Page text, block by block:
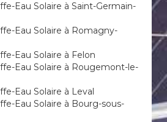
Eau Solaire à Saint-Germain-
Eau Solaire à Romagny-
Eau Solaire à Felon
Eau Solaire à Rougemont-le-
Eau Solaire à Leval
Eau Solaire à Bourg-sous-